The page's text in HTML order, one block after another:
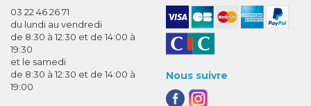
03 22 46 26 71
du lundi au vendredi
de 8:30 à 12:30 et de 14:00 à
19:30
et le samedi
de 8:30 à 12:30 et de 14:00 à
19:00
Nous suivre